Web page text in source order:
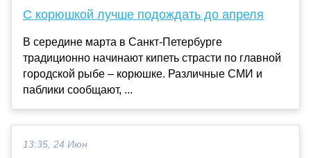
С корюшкой лучше подождать до апреля
В середине марта в Санкт-Петербурге
традиционно начинают кипеть страсти по главной
городской рыбе – корюшке. Различные СМИ и
паблики сообщают, ...
13:35, 24 Июн